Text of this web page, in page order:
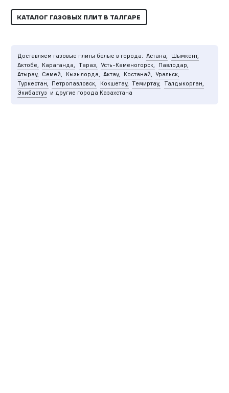
КАТАЛОГ ГАЗОВЫХ ПЛИТ В ТАЛГАРЕ
Доставляем газовые плиты белые в города: Астана,
Шымкент,
Актобе,
Караганда, Тараз, Усть-Каменогорск,
Павлодар,
Атырау,
Семей, Кызылорда, Актау, Костанай,
Уральск,
Туркестан,
Петропавловск, Кокшетау, Темиртау,
Талдыкорган,
Экибастуз и другие города Казахстана